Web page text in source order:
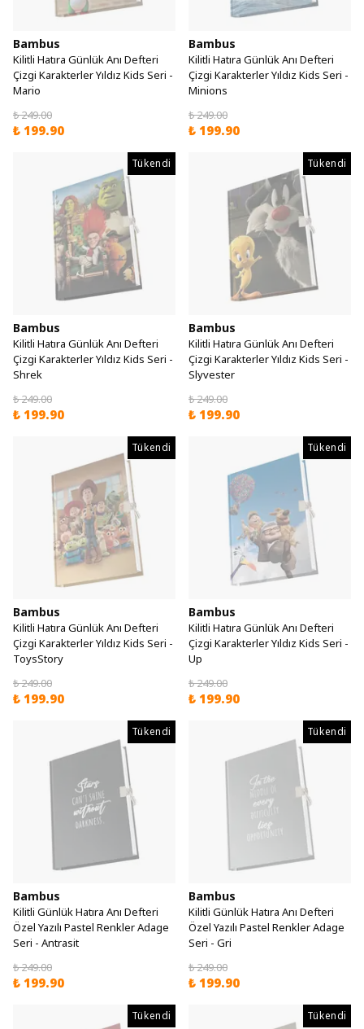
Bambus
Kilitli Hatıra Günlük Anı Defteri
Çizgi Karakterler Yıldız Kids Seri -
Mario
₺ 249.00
₺ 199.90
Bambus
Kilitli Hatıra Günlük Anı Defteri
Çizgi Karakterler Yıldız Kids Seri -
Minions
₺ 249.00
₺ 199.90
Tükendi
Bambus
Kilitli Hatıra Günlük Anı Defteri
Çizgi Karakterler Yıldız Kids Seri -
Shrek
₺ 249.00
₺ 199.90
Tükendi
Bambus
Kilitli Hatıra Günlük Anı Defteri
Çizgi Karakterler Yıldız Kids Seri -
Slyvester
₺ 249.00
₺ 199.90
Tükendi
Bambus
Kilitli Hatıra Günlük Anı Defteri
Çizgi Karakterler Yıldız Kids Seri -
ToysStory
₺ 249.00
₺ 199.90
Tükendi
Bambus
Kilitli Hatıra Günlük Anı Defteri
Çizgi Karakterler Yıldız Kids Seri -
Up
₺ 249.00
₺ 199.90
Tükendi
Bambus
Kilitli Günlük Hatıra Anı Defteri
Özel Yazılı Pastel Renkler Adage
Seri - Antrasit
₺ 249.00
₺ 199.90
Tükendi
Bambus
Kilitli Günlük Hatıra Anı Defteri
Özel Yazılı Pastel Renkler Adage
Seri - Gri
₺ 249.00
₺ 199.90
Tükendi Tükendi